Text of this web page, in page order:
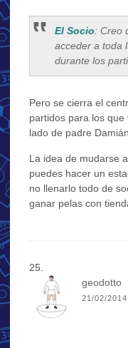
El Socio: Creo
acceder a toda
durante los
Pero se cierra el
partidos para los
lado de padre
La idea de mudarse
puedes hacer un
no llenarlo todo de
ganar pelas con
geodotto
21/02/